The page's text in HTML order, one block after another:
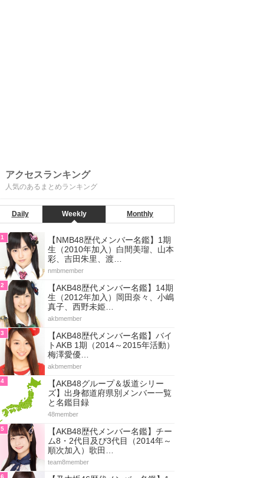
アクセスランキング
人気のあるまとめランキング
Daily Weekly Monthly
1
【NMB48歴代メンバー名鑑】1期
生（2010年加入）白間美瑠、山本
彩、吉田朱里、渡…
nmbmember
2
【AKB48歴代メンバー名鑑】14期
生（2012年加入）岡田奈々、小嶋
真子、西野未姫…
akbmember
3
【AKB48歴代メンバー名鑑】バイ
トAKB 1期（2014～2015年活動）
梅澤愛優…
akbmember
4
【AKB48グループ＆坂道シリー
ズ】出身都道府県別メンバー一覧
と名鑑目録
48member
5
【AKB48歴代メンバー名鑑】チー
ム8・2代目及び3代目（2014年～
順次加入）歌田…
team8member
6